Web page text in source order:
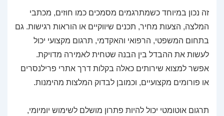
זה נכון במיוחד כשמתרגמים מסמכים כמו חוזים, מכתבי
המלצה, הצעות מחיר, תכנים שיווקיים או הוראות רגישות. גם
בתחום המשפטי, הרפואי והאקדמי, תרגום מקצועי יכול
לעשות את ההבדל בין הבנה שטחית לאמירה מדויקת.
אפשר למצוא שירותים כאלה בקלות דרך אתרי פרילנסרים
או פורומים מקצועיים, וכמובן לבדוק המלצות מהימנות.
תרגום אוטומטי יכול להיות פתרון מושלם לשימוש יומיומי,